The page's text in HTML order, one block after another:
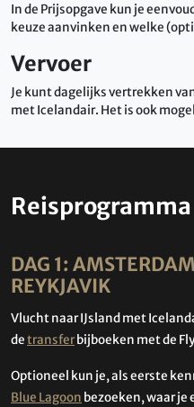
In de Prijsopgave kun je
keuze aanvinken en welke
Vervoer
Je kunt dagelijks vertrekken
met Icelandair. Het is ook
Reisprogramma
DAG 1:
REYKJAVIK
Vlucht naar IJsland met
detransferbijboeken met de
Optioneel kun je, als eerste
Blue Lagoon bezoeken, waar